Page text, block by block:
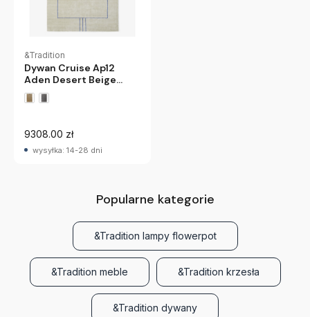
&Tradition
Dywan Cruise Ap12
Aden Desert Beige
Andtradition
9308.00 zł
wysyłka: 14-28 dni
Popularne kategorie
&Tradition lampy flowerpot
&Tradition meble &Tradition krzesła
&Tradition dywany